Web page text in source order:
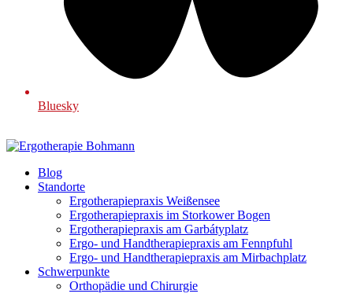
Bluesky
Blog
Standorte
Ergotherapiepraxis Weißensee
Ergotherapiepraxis im Storkower Bogen
Ergotherapiepraxis am Garbátyplatz
Ergo- und Handtherapiepraxis am Fennpfuhl
Ergo- und Handtherapiepraxis am Mirbachplatz
Schwerpunkte
Orthopädie und Chirurgie